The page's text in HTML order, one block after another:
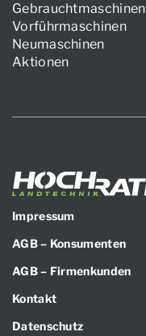
Gebrauchtmaschinen
Vorführmaschinen
Neumaschinen
Aktionen
Impressum
AGB – Konsumenten
AGB – Firmenkunden
Kontakt
Datenschutz